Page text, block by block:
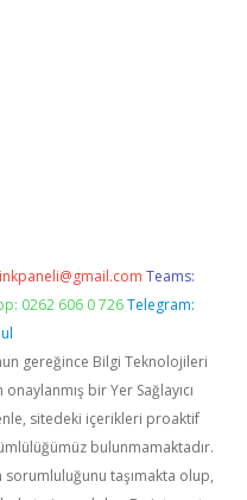
Teams:
0262 606 0 726 Telegram:
gereğince Bilgi Teknolojileri
bir Yer Sağlayıcı
sitedeki içerikleri proaktif
bulunmamaktadır.
sorumluluğunu taşımakta olup,